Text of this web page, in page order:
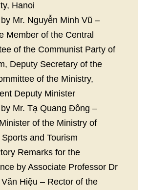
Hanoi
Mr. Nguyễn Minh Vũ –
Member of the Central
of the Communist Party of
Deputy Secretary of the
of the Ministry,
Deputy Minister
Mr. Tạ Quang Đông –
of the Ministry of
and Tourism
Remarks for the
by Associate Professor Dr
Hiệu – Rector of the